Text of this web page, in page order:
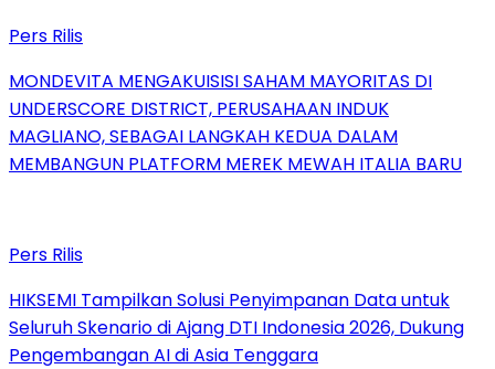
Pers Rilis
MONDEVITA MENGAKUISISI SAHAM MAYORITAS DI
UNDERSCORE DISTRICT, PERUSAHAAN INDUK
MAGLIANO, SEBAGAI LANGKAH KEDUA DALAM
MEMBANGUN PLATFORM MEREK MEWAH ITALIA BARU
Pers Rilis
HIKSEMI Tampilkan Solusi Penyimpanan Data untuk
Seluruh Skenario di Ajang DTI Indonesia 2026, Dukung
Pengembangan AI di Asia Tenggara